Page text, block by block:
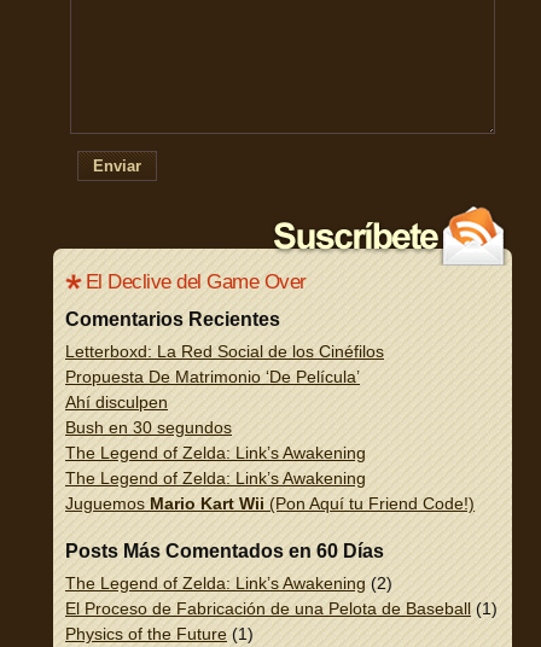
Enviar
El Declive del Game Over
Comentarios Recientes
Letterboxd: La Red Social de los Cinéfilos
Propuesta De Matrimonio ‘De Película’
Ahí disculpen
Bush en 30 segundos
The Legend of Zelda: Link’s Awakening
The Legend of Zelda: Link’s Awakening
Juguemos Mario Kart Wii (Pon Aquí tu Friend Code!)
Posts Más Comentados en 60 Días
The Legend of Zelda: Link’s Awakening (2)
El Proceso de Fabricación de una Pelota de Baseball (1)
Physics of the Future (1)